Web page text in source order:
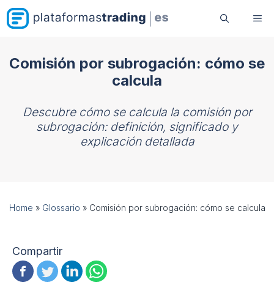
Saltar
al
Comisión por subrogación: cómo se
calcula
Descubre cómo se calcula la comisión por
subrogación: definición, significado y
explicación detallada
Home » Glossario » Comisión por subrogación: cómo se calcula
Compartir